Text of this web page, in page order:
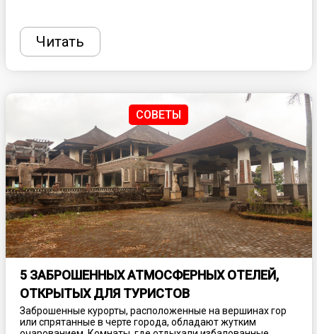
некоторые факторы, включая климатические нюансы,
чтобы местная погода не разочаровала, а также учесть
вопрос безопасности, как и при любом другом
посещении столицы Южно-Африканской Республики.
Читать
СОВЕТЫ
5 ЗАБРОШЕННЫХ АТМОСФЕРНЫХ ОТЕЛЕЙ,
ОТКРЫТЫХ ДЛЯ ТУРИСТОВ
Заброшенные курорты, расположенные на вершинах гор
или спрятанные в черте города, обладают жутким